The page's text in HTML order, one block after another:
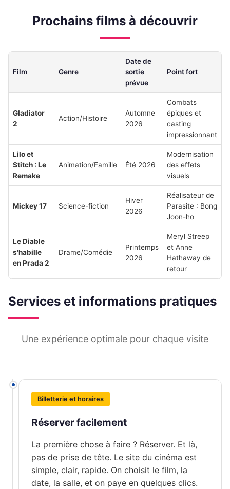
Prochains films à découvrir
Film Genre
Date de
sortie
prévue
Point fort
Gladiator
2
Action/Histoire
Automne
2026
Combats
épiques et
casting
impressionnant
Lilo et
Stitch : Le
Remake
Animation/Famille Été 2026
Modernisation
des effets
visuels
Mickey 17 Science-fiction
Hiver
2026
Réalisateur de
Parasite : Bong
Joon-ho
Le Diable
s'habille
en Prada 2
Drame/Comédie
Printemps
2026
Meryl Streep
et Anne
Hathaway de
retour
Services et informations pratiques
Une expérience optimale pour chaque visite
Billetterie et horaires
Réserver facilement
La première chose à faire ? Réserver. Et là,
pas de prise de tête. Le site du cinéma est
simple, clair, rapide. On choisit le film, la
date, la salle, et on paye en quelques clics.